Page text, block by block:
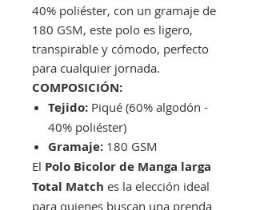
40% poliéster, con un gramaje de
180 GSM, este polo es ligero,
transpirable y cómodo, perfecto
para cualquier jornada.
COMPOSICIÓN:
Tejido: Piqué (60% algodón -
40% poliéster)
Gramaje: 180 GSM
El Polo Bicolor de Manga larga
Total Match es la elección ideal
para quienes buscan una prenda